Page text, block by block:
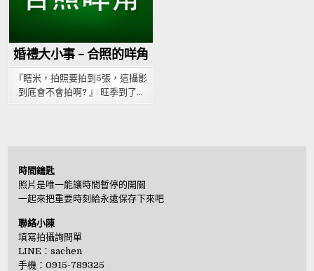
婚禮大小事 – 合照的咩角
『瞎米，拍照要拍到5張，這攝影
到底會不會拍啊? 』 旺季到了…
時間鑰匙
照片是唯一能讓時間暫停的開關
一起來把重要時刻給永遠保存下來吧
聯絡小陳
填寫拍攝詢問單
LINE：sachen
手機：0915-789325